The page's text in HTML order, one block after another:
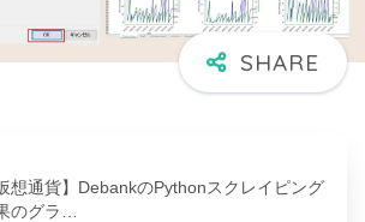
仮想通貨】DebankのPythonスクレイピング
のグラ…